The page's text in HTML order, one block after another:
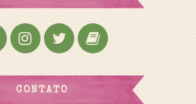
CONTATO